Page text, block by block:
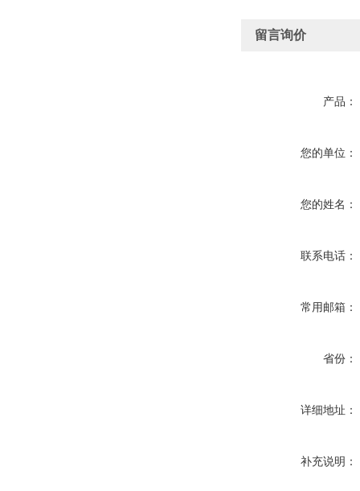
留言询价
产品：
您的单位：
您的姓名：
联系电话：
常用邮箱：
省份：
详细地址：
补充说明：